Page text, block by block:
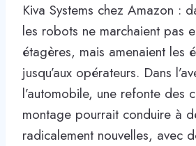
Kiva Systems chez Amazon :
les robots ne marchaient pas
étagères, mais amenaient les
jusqu’aux opérateurs. Dans
l’automobile, une refonte des
montage pourrait conduire à
radicalement nouvelles, avec